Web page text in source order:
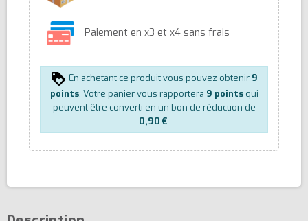
Paiement en x3 et x4 sans frais
En achetant ce produit vous pouvez obtenir 9
points. Votre panier vous rapportera 9 pointsqui
peuvent être converti en un bon de réduction de
0,90 €.